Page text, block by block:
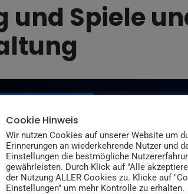
und Spiele
Cookie Hinweis
Wir nutzen Cookies auf unserer Website um
Erinnerungen an wiederkehrende Nutzer und
Einstellungen die bestmögliche
gewährleisten. Durch Klick auf "Alle
der Nutzung ALLER Cookies zu. Klicke auf
Einstellungen" um mehr Kontrolle zu erhalten.